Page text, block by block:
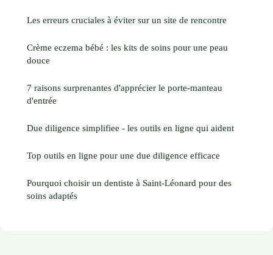
Les erreurs cruciales à éviter sur un site de rencontre
Crème eczema bébé : les kits de soins pour une peau
douce
7 raisons surprenantes d'apprécier le porte-manteau
d'entrée
Due diligence simplifiee - les outils en ligne qui aident
Top outils en ligne pour une due diligence efficace
Pourquoi choisir un dentiste à Saint-Léonard pour des
soins adaptés